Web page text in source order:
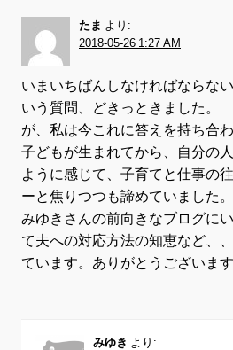
たま より:
2018-05-26 1:27 AM
いまいちばんしなければならな
いう質問、どきっときました。
が、私は今これに答えを持ち合
子どもが生まれてから、自分の
ように感じて、子育てと仕事の
ーと焦りつつも諦めていました。
みゆきさんの前向きなブログに
て夫への対応方法の知恵など、
ています。ありがとうございます
みゆき より: